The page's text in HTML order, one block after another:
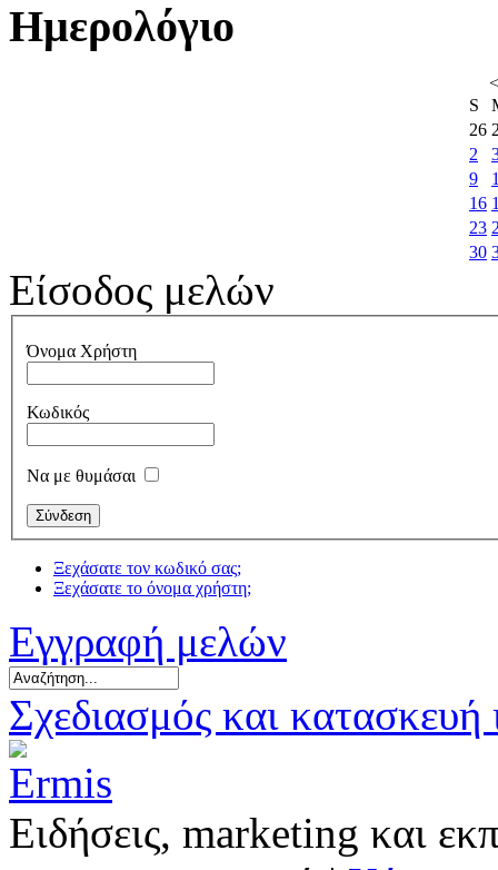
Ημερολόγιο
<
S
26
2
9
16
23
30
Είσοδος μελών
Όνομα Χρήστη
Κωδικός
Να με θυμάσαι
Ξεχάσατε τον κωδικό σας;
Ξεχάσατε το όνομα χρήστη;
Εγγραφή μελών
Σχεδιασμός και
Ειδήσεις, marketing και